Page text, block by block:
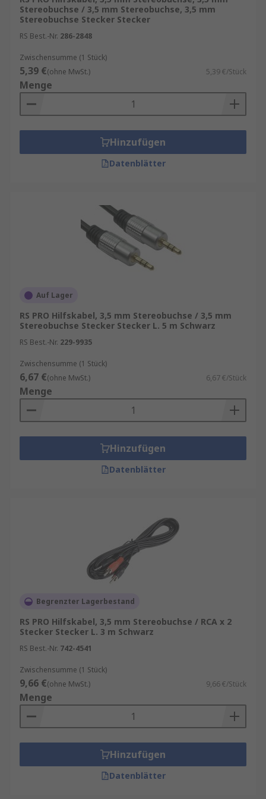
Stereobuchse / 3,5 mm Stereobuchse, 3,5 mm
Stereobuchse Stecker Stecker
RS Best.-Nr. 286-2848
Zwischensumme (1 Stück)
5,39 €(ohne MwSt.) 5,39 €/Stück
Menge
Hinzufügen
Datenblätter
Auf Lager
RS PRO Hilfskabel, 3,5 mm Stereobuchse / 3,5 mm
Stereobuchse Stecker Stecker L. 5 m Schwarz
RS Best.-Nr. 229-9935
Zwischensumme (1 Stück)
6,67 €(ohne MwSt.) 6,67 €/Stück
Menge
Hinzufügen
Datenblätter
Begrenzter Lagerbestand
RS PRO Hilfskabel, 3,5 mm Stereobuchse / RCA x 2
Stecker Stecker L. 3 m Schwarz
RS Best.-Nr. 742-4541
Zwischensumme (1 Stück)
9,66 €(ohne MwSt.) 9,66 €/Stück
Menge
Hinzufügen
Datenblätter